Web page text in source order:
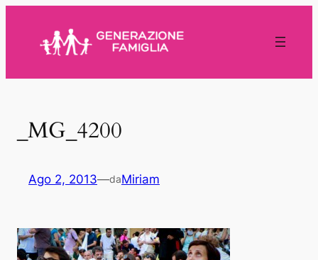
contenuto
_MG_4200
Ago 2, 2013—daMiriam